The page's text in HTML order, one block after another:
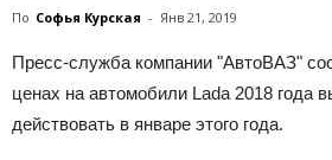
По Софья Курская - Янв 21, 2019
Пресс-служба компании "АвтоВАЗ"
ценах на автомобили Lada 2018 года
действовать в январе этого года.